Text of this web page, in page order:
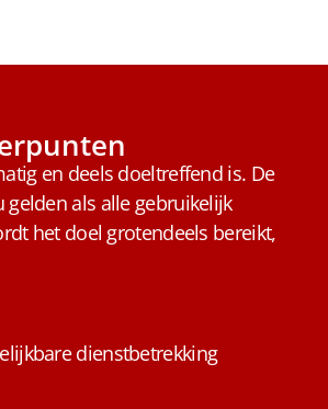
en deels doeltreffend is. De
als alle gebruikelijk
het doel grotendeels bereikt,
dienstbetrekking